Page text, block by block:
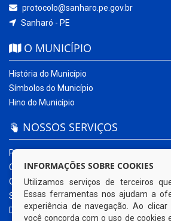
protocolo@sanharo.pe.gov.br
Sanharó - PE
O MUNICÍPIO
História do Município
Símbolos do Município
Hino do Município
NOSSOS SERVIÇOS
Portal da Transparência
Carta de Serviços ao Usuário
Ouvidoria Municipal
Sistema Eletrônico – e-SIC
Diário Oficial
INFORMAÇÕES SOBRE COOKIES
Utilizamos serviços de terceiros
Essas ferramentas nos ajudam a
experiência de navegação. Ao clicar
você concorda com o uso de cookies